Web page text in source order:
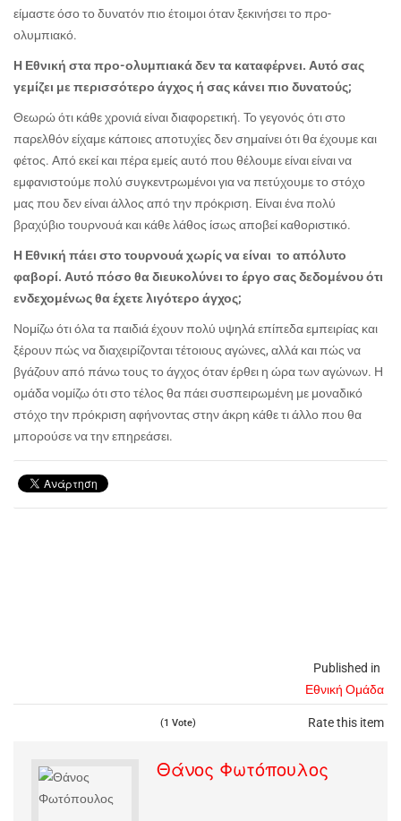
Published in
Εθνική Ομάδα
Rate this item
(1 Vote)
είμαστε όσο το δυνατόν πιο έτοιμοι όταν ξεκινήσει το προ-
ολυμπιακό.
Η Εθνική στα προ-ολυμπιακά δεν τα καταφέρνει. Αυτό σας
γεμίζει με περισσότερο άγχος ή σας κάνει πιο δυνατούς;
Θεωρώ ότι κάθε χρονιά είναι διαφορετική. Το γεγονός ότι στο
παρελθόν είχαμε κάποιες αποτυχίες δεν σημαίνει ότι θα έχουμε και
φέτος. Από εκεί και πέρα εμείς αυτό που θέλουμε είναι είναι να
εμφανιστούμε πολύ συγκεντρωμένοι για να πετύχουμε το στόχο
μας που δεν είναι άλλος από την πρόκριση. Είναι ένα πολύ
βραχύβιο τουρνουά και κάθε λάθος ίσως αποβεί καθοριστικό.
Η Εθνική πάει στο τουρνουά χωρίς να είναι το απόλυτο
φαβορί. Αυτό πόσο θα διευκολύνει το έργο σας δεδομένου ότι
ενδεχομένως θα έχετε λιγότερο άγχος;
Νομίζω ότι όλα τα παιδιά έχουν πολύ υψηλά επίπεδα εμπειρίας και
ξέρουν πώς να διαχειρίζονται τέτοιους αγώνες, αλλά και πώς να
βγάζουν από πάνω τους το άγχος όταν έρθει η ώρα των αγώνων. Η
ομάδα νομίζω ότι στο τέλος θα πάει συσπειρωμένη με μοναδικό
στόχο την πρόκριση αφήνοντας στην άκρη κάθε τι άλλο που θα
μπορούσε να την επηρεάσει.
Θάνος Φωτόπουλος